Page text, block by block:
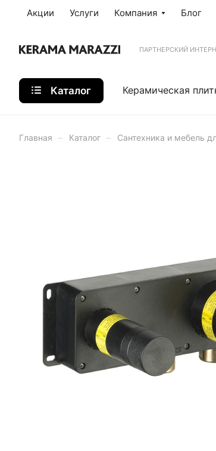
Акции Услуги Компания Блог
ПАРТНЕРСКИЙ
Каталог Керамическая
Главная – Каталог – Сантехника и мебель